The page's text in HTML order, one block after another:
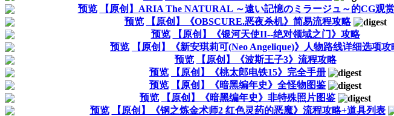
预览
【原创】ARIA The NATURAL ～遠い記憶のミラージュ～的CG观
预览
【原创】《OBSCURE.恶夜杀机》简易流程攻略
预览
【原创】《银河天使II--绝对领域之门》攻略
预览
【原创】《新安琪莉可(Neo Angelique)》人物路线详细选项攻
预览
【原创】《波斯王子3》流程攻略
预览
【原创】《桃太郎电铁15》完全手册
预览
【原创】《暗黑编年史》全怪物图鉴
预览
【原创】《暗黑编年史》非特殊照片图鉴
预览
【原创】《钢之炼金术师2 红色灵药的恶魔》流程攻略+道具列表